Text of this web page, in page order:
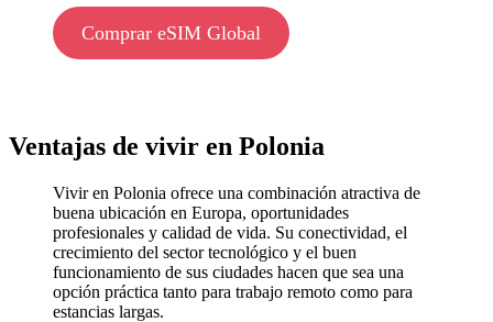
Comprar eSIM Global
Ventajas de vivir en Polonia
Vivir en Polonia ofrece una combinación atractiva de
buena ubicación en Europa, oportunidades
profesionales y calidad de vida. Su conectividad, el
crecimiento del sector tecnológico y el buen
funcionamiento de sus ciudades hacen que sea una
opción práctica tanto para trabajo remoto como para
estancias largas.